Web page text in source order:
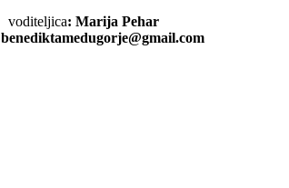
voditeljica: Marija Pehar
benediktamedugorje@gmail.com